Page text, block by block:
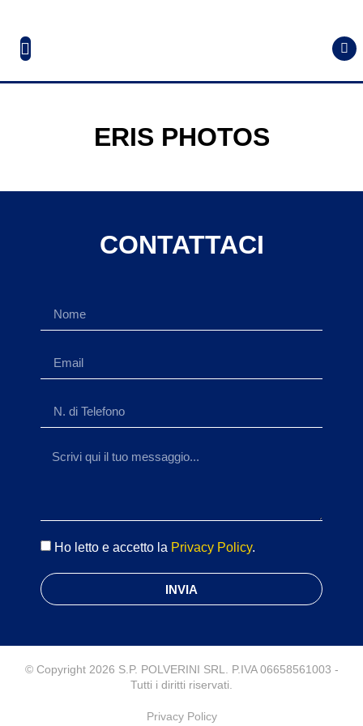
ERIS PHOTOS
CONTATTACI
Ho letto e accetto la Privacy Policy.
INVIA
© Copyright 2026 S.P. POLVERINI SRL. P.IVA 06658561003 -
Tutti i diritti riservati.
Privacy Policy